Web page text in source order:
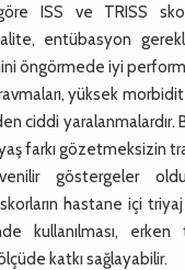
ISS ve TRISS
entübasyon
öngörmede iyi
yüksek
ciddi yaralanmalardır.
yaş farkı gözetmeksizin
göstergeler
hastane içi
kullanılması,
katkı sağlayabilir.